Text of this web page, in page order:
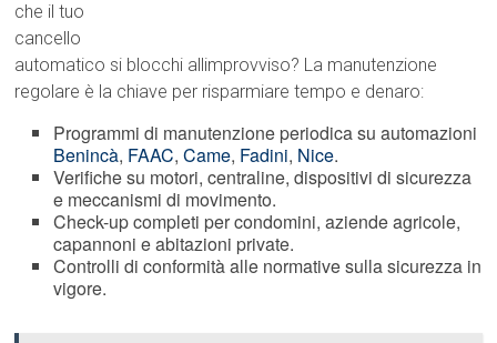
che il tuo
cancello
automatico si blocchi allimprovviso? La manutenzione
regolare è la chiave per risparmiare tempo e denaro:
Programmi di manutenzione periodica su automazioni
Benincà, FAAC,Came, Fadini, Nice.
Verifiche su motori, centraline, dispositivi di sicurezza
e meccanismi di movimento.
Check-up completi per condomini, aziende agricole,
capannoni e abitazioni private.
Controlli di conformità alle normative sulla sicurezza in
vigore.